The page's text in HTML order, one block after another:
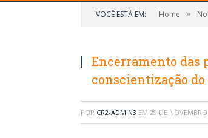
VOCÊ ESTÁ EM: Home »
Encerramento das
conscientização
POR CR2-ADMIN3 EM 29 DE